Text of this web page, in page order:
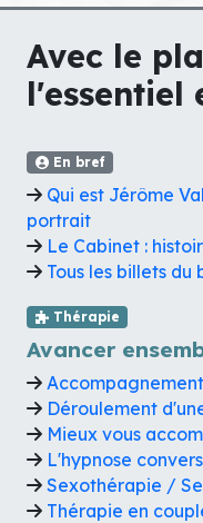
Avec le
l'essentiel
En bref
Qui est Jérôme
portrait
Le Cabinet :
Tous les billets du
Thérapie
Avancer
Déroulement
Mieux vous
L'hypnose
Sexothérapie /
Thérapie en